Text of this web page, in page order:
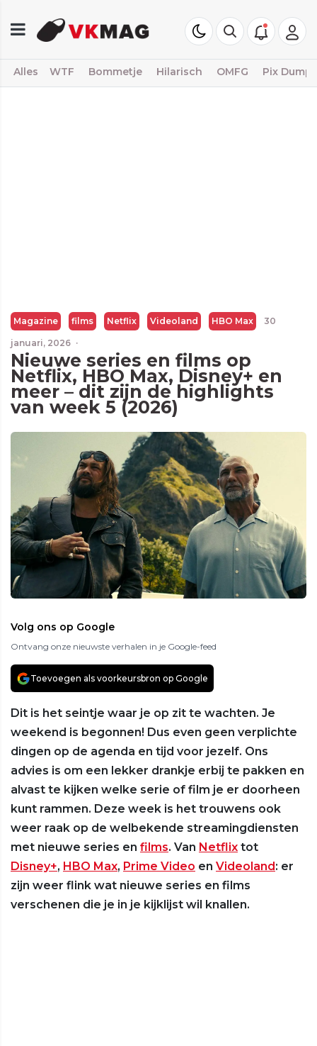
Alles WTF Bommetje Hilarisch OMFG Pix Dump
Magazine films Netflix Videoland HBO Max 30
januari, 2026 ·
Nieuwe series en films op
Netflix, HBO Max, Disney+ en
meer – dit zijn de highlights
van week 5 (2026)
Volg ons op Google
Ontvang onze nieuwste verhalen in je Google-feed
Toevoegen als voorkeursbron op Google
Dit is het seintje waar je op zit te wachten. Je
weekend is begonnen! Dus even geen verplichte
dingen op de agenda en tijd voor jezelf. Ons
advies is om een lekker drankje erbij te pakken en
alvast te kijken welke serie of film je er doorheen
kunt rammen. Deze week is het trouwens ook
weer raak op de welbekende streamingdiensten
met nieuwe series en films. Van Netflix tot
Disney+, HBO Max, Prime Video en Videoland: er
zijn weer flink wat nieuwe series en films
verschenen die je in je kijklijst wil knallen.